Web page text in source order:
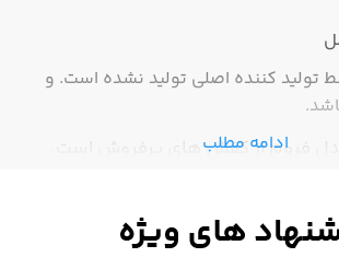
کننده اصلی تولید نشده است. و
فروم از کفش های پرفروش است.
قرار گیرد.
ادامه مطلب